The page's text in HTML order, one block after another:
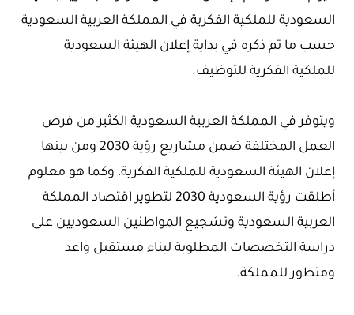
السعودية للملكية الفكرية في المملكة العربية السعودية
حسب ما تم ذكره في بداية إعلان الهيئة السعودية
للملكية الفكرية للتوظيف.
ويتوفر في المملكة العربية السعودية الكثير من فرص
العمل المختلفة ضمن مشاريع رؤية 2030 ومن بينها
إعلان الهيئة السعودية للملكية الفكرية، وكما هو معلوم
أطلقت رؤية السعودية 2030 لتطوير اقتصاد المملكة
العربية السعودية وتشجيع المواطنين السعوديين على
دراسة التخصصات المطلوبة لبناء مستقبل واعد
ومتطور للمملكة.